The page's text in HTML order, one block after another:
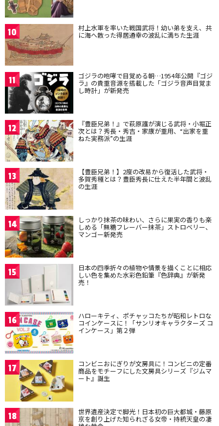
10 村上水軍を率いた戦国武将！幼い弟を支え、共
に海へ散った得居通幸の波乱に満ちた生涯
11 ゴジラの咆哮で目覚める朝…1954年公開『ゴジ
ラ』の貴重音源を搭載した「ゴジラ音声目覚ま
し時計」が新発売
12 『豊臣兄弟！』で萩原護が演じる武将・小堀正
次とは？秀長・秀吉・家康が重用、“出家を重
ねた実務派”の生涯
13 【豊臣兄弟！】2度の改易から復活した武将・
多賀秀種とは？豊臣秀長に仕えた半年間と波乱
の生涯
14 しっかり抹茶の味わい、さらに果実の香りも楽
しめる「無糖フレーバー抹茶」ストロベリー、
マンゴー新発売
15 日本の四季折々の植物や情景を描くことに相応
しい色を集めた水彩色鉛筆『色辞典』が新発
売！
16 ハローキティ、ポチャッコたちが昭和レトロな
コインケースに！「サンリオキャラクターズ コ
インケース」第２弾
17 コンビニおにぎりが文房具に！コンビニの定番
商品をモチーフにした文房具シリーズ『ジムマ
ート』誕生
18 世界遺産決定で脚光！日本初の巨大都城・藤原
京を創り上げた知られざる女帝・持統天皇の凄